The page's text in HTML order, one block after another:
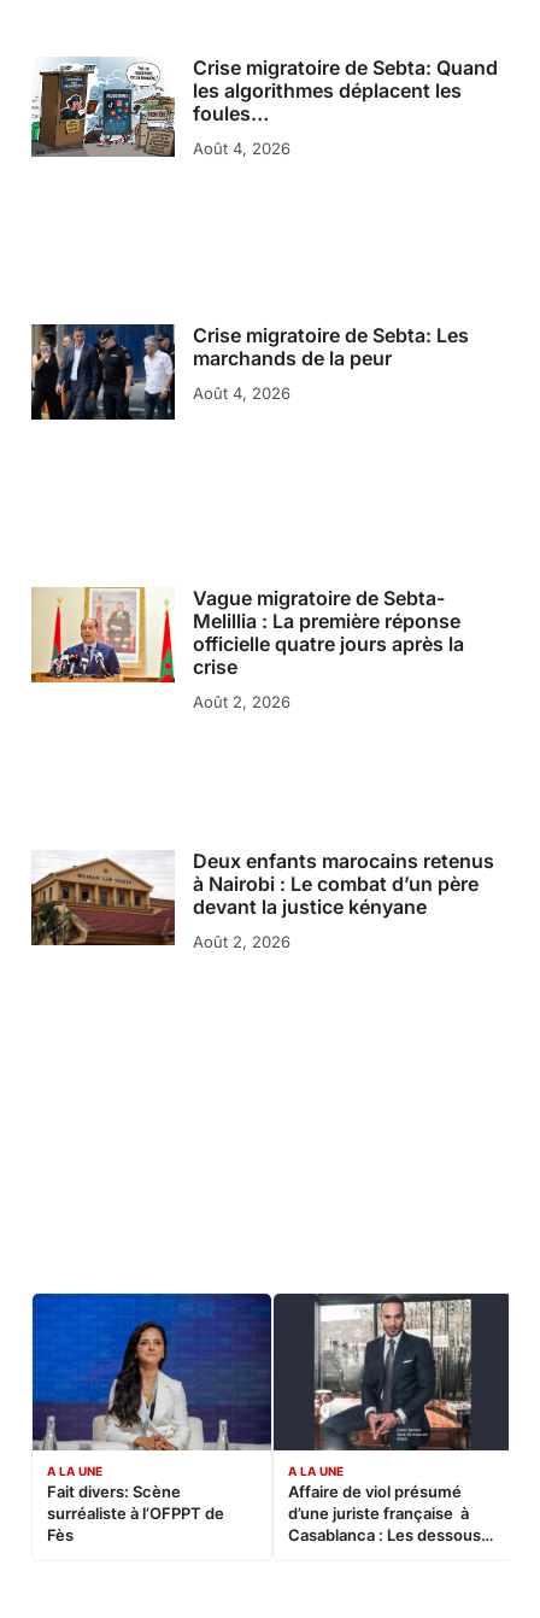
Crise migratoire de Sebta: Quand
les algorithmes déplacent les
foules…
Août 4, 2026
Crise migratoire de Sebta: Les
marchands de la peur
Août 4, 2026
Vague migratoire de Sebta-
Melillia : La première réponse
officielle quatre jours après la
crise
Août 2, 2026
Deux enfants marocains retenus
à Nairobi : Le combat d’un père
devant la justice kényane
Août 2, 2026
A LA UNE
Fait divers: Scène
surréaliste à l’OFPPT de
Fès
A LA UNE
Affaire de viol présumé
d’une juriste française à
Casablanca : Les dessous